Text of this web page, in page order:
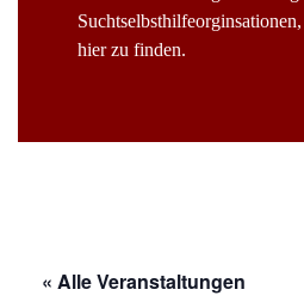
hier zu finden.
« Alle Veranstaltungen